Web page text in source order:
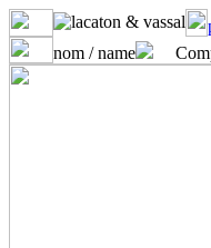
nom / name